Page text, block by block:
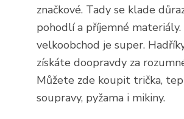
značkové. Tady se klade
pohodlí a příjemné materiály.
velkoobchod je super.
získáte doopravdy za
Můžete zde koupit trička,
soupravy, pyžama i mikiny.